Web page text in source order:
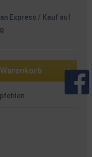
Express / Kauf auf
Warenkorb